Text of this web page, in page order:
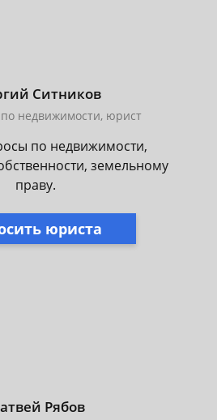
Ситников
недвижимости, юрист
по недвижимости,
земельному
праву.
юриста
Рябов